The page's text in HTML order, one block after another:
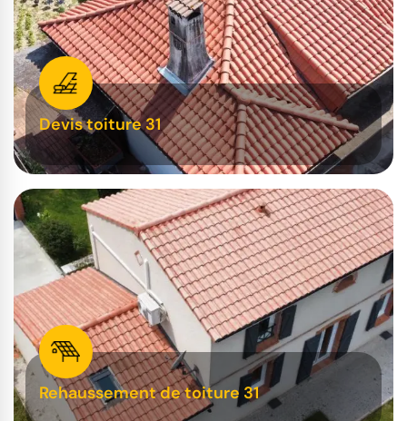
Devis toiture 31
Rehaussement de toiture 31